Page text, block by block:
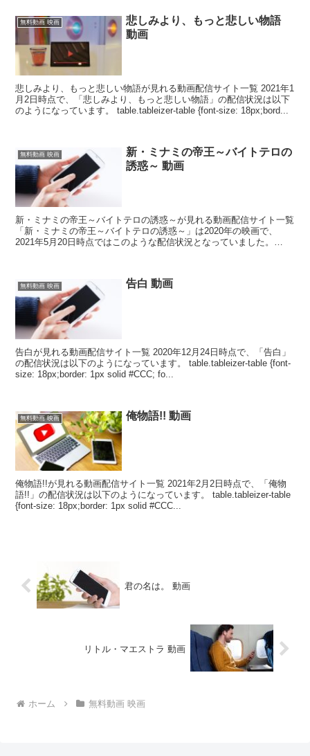
無料動画 映画
悲しみより、もっと悲しい物語
動画
悲しみより、もっと悲しい物語が見れる動画配信サイト一覧 2021年1
月2日時点で、「悲しみより、もっと悲しい物語」の配信状況は以下
のようになっています。 table.tableizer-table {font-size: 18px;bord...
無料動画 映画
新・ミナミの帝王～バイトテロの
誘惑～ 動画
新・ミナミの帝王～バイトテロの誘惑～が見れる動画配信サイト一覧
「新・ミナミの帝王～バイトテロの誘惑～」は2020年の映画で、
2021年5月20日時点ではこのような配信状況となっていました。
無料動画 映画 告白 動画
告白が見れる動画配信サイト一覧 2020年12月24日時点で、「告白」
の配信状況は以下のようになっています。 table.tableizer-table {font-
size: 18px;border: 1px solid #CCC; fo...
無料動画 映画 俺物語!! 動画
俺物語!!が見れる動画配信サイト一覧 2021年2月2日時点で、「俺物
語!!」の配信状況は以下のようになっています。 table.tableizer-table
{font-size: 18px;border: 1px solid #CCC...
君の名は。 動画
リトル・マエストラ 動画
ホーム 無料動画 映画